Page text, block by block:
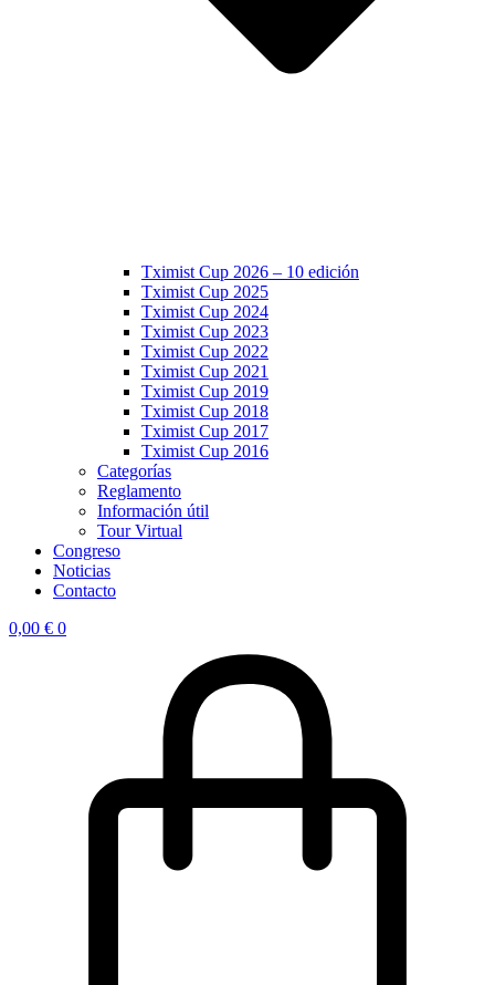
Tximist Cup 2026 – 10 edición
Tximist Cup 2025
Tximist Cup 2024
Tximist Cup 2023
Tximist Cup 2022
Tximist Cup 2021
Tximist Cup 2019
Tximist Cup 2018
Tximist Cup 2017
Tximist Cup 2016
Categorías
Reglamento
Información útil
Tour Virtual
Congreso
Noticias
Contacto
0,00 € 0